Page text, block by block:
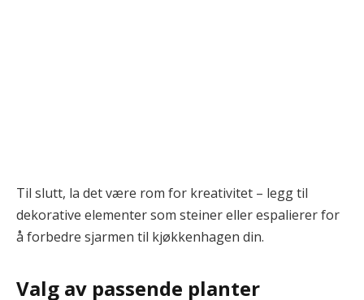
Til slutt, la det være rom for kreativitet – legg til
dekorative elementer som steiner eller espalierer for
å forbedre sjarmen til kjøkkenhagen din.
Valg av passende planter